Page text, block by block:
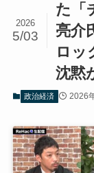
た「
亮介
ロッ
沈黙
2026
5/03
政治経済 2026